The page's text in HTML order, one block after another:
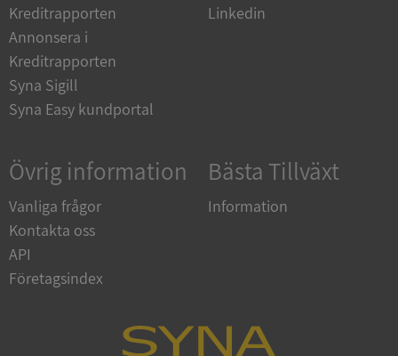
Kreditrapporten
Annonsera i
Kreditrapporten
Syna Sigill
Syna Easy kundportal
Linkedin
Övrig information
Vanliga frågor
Kontakta oss
API
Företagsindex
Bästa Tillväxt
Information
Strikt nödvändigt
Strikt nödvändiga kakor tillåter
kärnwebbplatsfunktioner som användarinloggning
användas ordentligt utan strikt nödvändiga cookies.
__RequestVerificationToken